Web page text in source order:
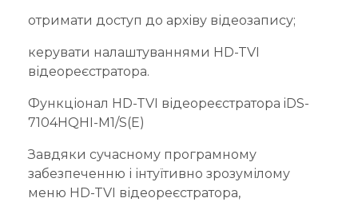
отримати доступ до архіву відеозапису;
керувати налаштуваннями HD-TVI
відеореєстратора.
Функціонал HD-TVI відеореєстратора iDS-
7104HQHI-M1/S(E)
Завдяки сучасному програмному
забезпеченню і інтуїтивно зрозумілому
меню HD-TVI відеореєстратора,